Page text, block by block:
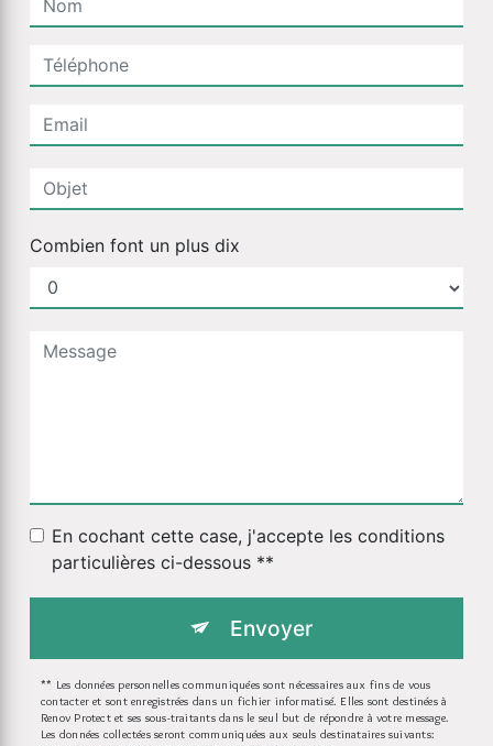
Combien font un plus dix
En cochant cette case, j'accepte les conditions
particulières ci-dessous **
Envoyer
** Les données personnelles communiquées sont nécessaires aux fins de vous
contacter et sont enregistrées dans un fichier informatisé. Elles sont destinées à
Renov Protect et ses sous-traitants dans le seul but de répondre à votre message.
Les données collectées seront communiquées aux seuls destinataires suivants: